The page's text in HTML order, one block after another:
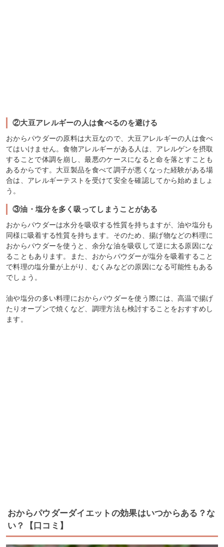
②大豆アレルギーの人は食べるのを避ける
おからパウダーの原料は大豆なので、大豆アレルギーの人は食べ
てはいけません。食物アレルギーがある人は、アレルゲンを摂取
することで体調を崩し、最悪のケースになると命を落とすことも
あるからです。大豆製品を食べて調子が悪くなった経験がある場
合は、アレルギーテストを受けて安全を確認してから始めましょ
う。
③油・塩分を多く吸ってしまうことがある
おからパウダーは水分を吸収する性質を持ちますが、油や塩分も
同様に吸着する性質を持ちます。そのため、揚げ物などの料理に
おからパウダーを使うと、余分な油を吸収して逆に太る原因にな
ることもあります。また、おからパウダーが塩分を吸着すること
で料理の塩分量が上がり、むくみなどの原因になる可能性もある
でしょう。
油や塩分の多い料理におからパウダーを使う際には、高温で揚げ
たりオーブンで焼くなど、調理方法も検討することをおすすめし
ます。
おからパウダーダイエットの効果はいつからある？な
い？【口コミ】